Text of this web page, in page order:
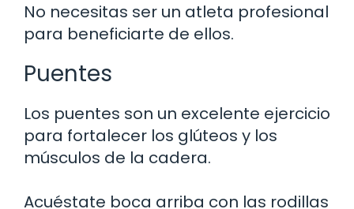
No necesitas ser un atleta profesional
para beneficiarte de ellos.
Puentes
Los puentes son un excelente ejercicio
para fortalecer los glúteos y los
músculos de la cadera.
Acuéstate boca arriba con las rodillas